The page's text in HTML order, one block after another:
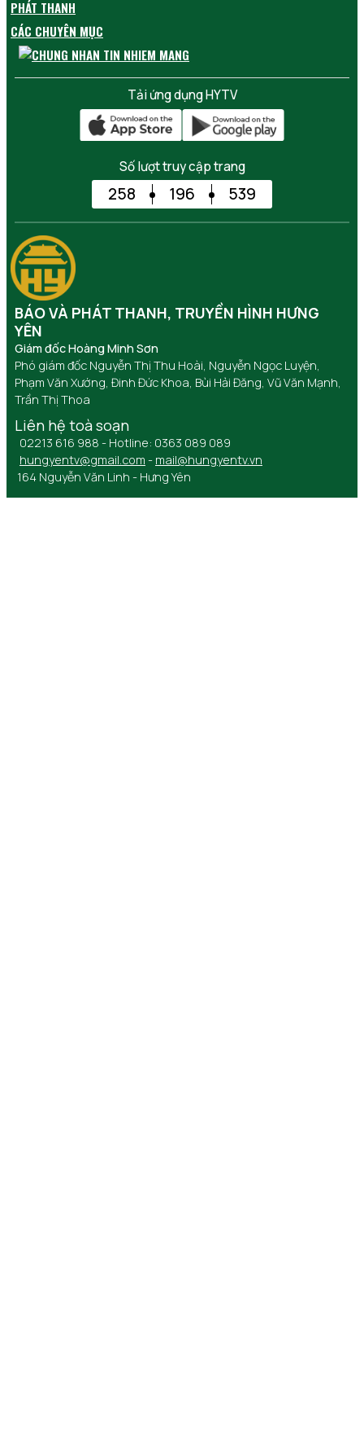
PHÁT THANH
CÁC CHUYÊN MỤC
Tải ứng dụng HYTV
Số lượt truy cập trang
258 196 539
BÁO VÀ PHÁT THANH, TRUYỀN HÌNH HƯNG
YÊN
Giám đốc Hoàng Minh Sơn
Phó giám đốc Nguyễn Thị Thu Hoài, Nguyễn Ngọc Luyện,
Phạm Văn Xướng, Đinh Đức Khoa, Bùi Hải Đăng, Vũ Văn Mạnh,
Trần Thị Thoa
Liên hệ toà soạn
02213 616 988 - Hotline: 0363 089 089
hungyentv@gmail.com - mail@hungyentv.vn
164 Nguyễn Văn Linh - Hưng Yên